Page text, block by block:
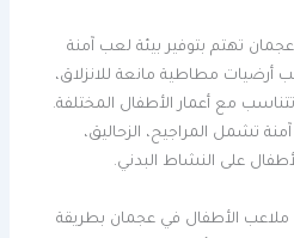
تهتم بتوفير بيئة لعب آمنة
أرضيات مطاطية مانعة للانزلاق،
مع أعمار الأطفال المختلفة.
تشمل المراجيح، الزحاليق،
على النشاط البدني.
الأطفال في عجمان بطريقة